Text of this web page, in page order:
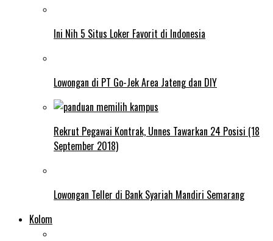
Ini Nih 5 Situs Loker Favorit di Indonesia
Lowongan di PT Go-Jek Area Jateng dan DIY
Rekrut Pegawai Kontrak, Unnes Tawarkan 24 Posisi (18
September 2018)
Lowongan Teller di Bank Syariah Mandiri Semarang
Kolom